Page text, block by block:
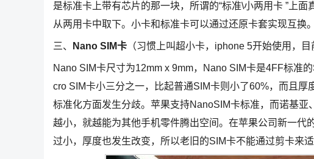
是标准卡上带有芯片的那一块，所谓的“标准\小两用卡 ”上
从两用卡中取下。小卡和标准卡可以通过还原卡套实现互换
三、 Nano SIM卡 （习惯上叫超小卡，iphone 5开始使用，
Nano SIM卡尺寸为12mm x 9mm，Nano SIM卡是4FF标准
cro SIM卡小三分之一，比起普通SIM卡则小了60%，而且
标准化方面发生分歧。苹果支持NanoSIM卡标准，而诺基
越小，就越能为其他手机零件腾出空间。在苹果公司新一
过小，厚度也发生改变，所以老旧的SIM卡不能通过剪卡来